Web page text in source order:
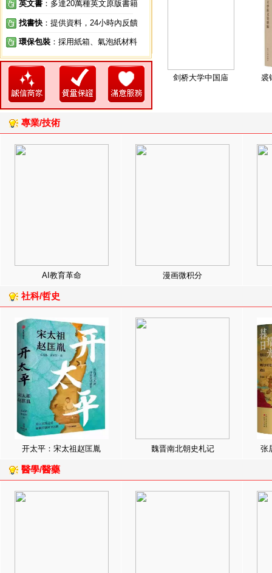
英文書 ：多達20萬種英文原版書籍
找書快 ：提供資料，24小時內反饋
環保包裝 ：採用紙箱、氣泡紙材料
剑桥大学中国庙 裘
專業/技術
AI教育革命 漫画微积分
社科/哲史
开太平：宋太祖赵匡胤 魏晋南北朝史札记 张
醫學/醫藥